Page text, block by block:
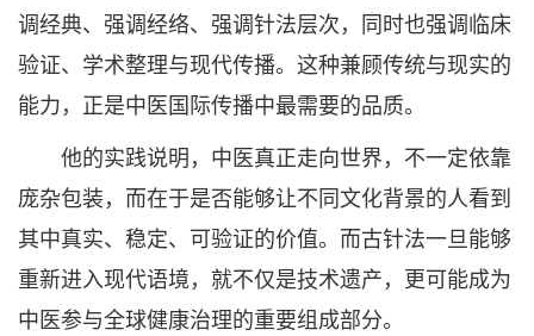
调经典、强调经络、强调针法层次，同时也强调临床
验证、学术整理与现代传播。这种兼顾传统与现实的
能力，正是中医国际传播中最需要的品质。
他的实践说明，中医真正走向世界，不一定依靠
庞杂包装，而在于是否能够让不同文化背景的人看到
其中真实、稳定、可验证的价值。而古针法一旦能够
重新进入现代语境，就不仅是技术遗产，更可能成为
中医参与全球健康治理的重要组成部分。